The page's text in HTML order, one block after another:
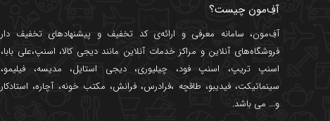
آفِ‌مون چیست؟
آفِ‌مون، سامانه معرفی و ارائه‌یکد تخفیف و پیشنهادهای تخفیف دار
فروشگاه‌های آنلاین و مراکز خدمات آنلاین ماننددیجی کالا، اسنپ،علی بابا،
اسنپ تریپ، اسنپ فود، چیلیوری،دیجی استایل، مدیسه، فیلیمو،
سینماتیکت،فیدیبو، طاقچه ،فرادرس، فرانش، مکتب خونه،آچاره، استادکار
و... می باشد.